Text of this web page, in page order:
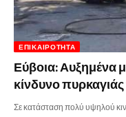
ΕΠΙΚΑΙΡΌΤΗΤΑ
Εύβοια: Αυξημένα
κίνδυνο
Σε κατάσταση πολύ υψηλού